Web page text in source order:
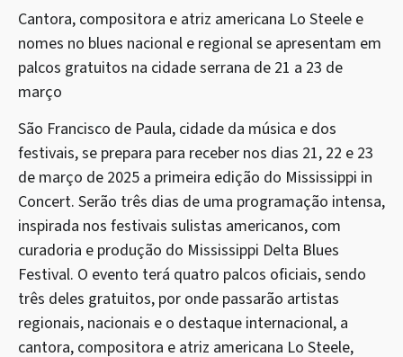
Cantora, compositora e atriz americana Lo Steele e
nomes no blues nacional e regional se apresentam em
palcos gratuitos na cidade serrana de 21 a 23 de
março
São Francisco de Paula, cidade da música e dos
festivais, se prepara para receber nos dias 21, 22 e 23
de março de 2025 a primeira edição do Mississippi in
Concert. Serão três dias de uma programação intensa,
inspirada nos festivais sulistas americanos, com
curadoria e produção do Mississippi Delta Blues
Festival. O evento terá quatro palcos oficiais, sendo
três deles gratuitos, por onde passarão artistas
regionais, nacionais e o destaque internacional, a
cantora, compositora e atriz americana Lo Steele,